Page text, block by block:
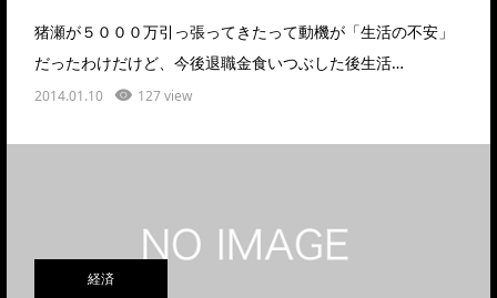
猪瀬が５０００万引っ張ってきたって動機が「生活の不安」
だったわけだけど、今後退職金食いつぶした後生活…
2014.01.10 127 view
経済